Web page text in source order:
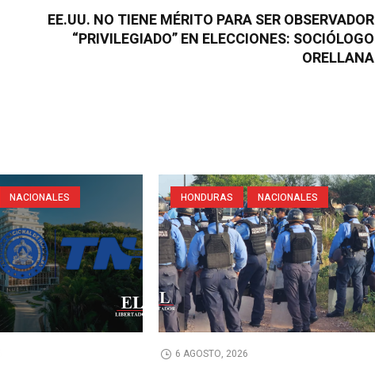
EE.UU. NO TIENE MÉRITO PARA SER OBSERVADOR
“PRIVILEGIADO” EN ELECCIONES: SOCIÓLOGO
ORELLANA
NACIONALES
HONDURAS NACIONALES
6 AGOSTO, 2026